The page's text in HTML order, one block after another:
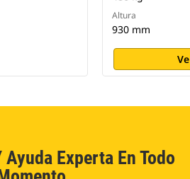
Altura
930 mm
Experta En Todo